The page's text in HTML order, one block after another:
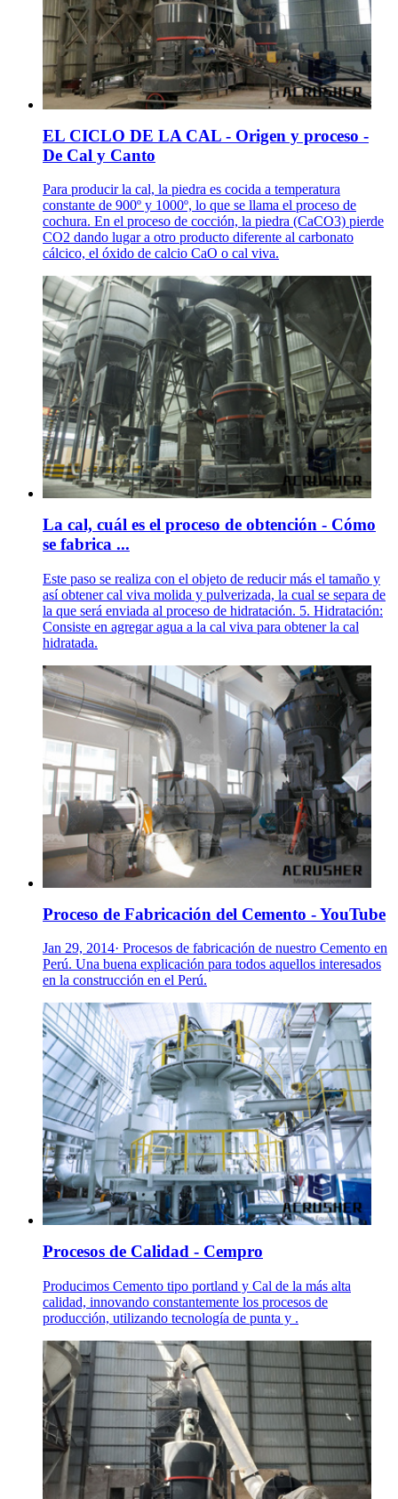
EL CICLO DE LA CAL - Origen y proceso -
De Cal y Canto
Para producir la cal, la piedra es cocida a temperatura
constante de 900º y 1000º, lo que se llama el proceso de
cochura. En el proceso de cocción, la piedra (CaCO3) pierde
CO2 dando lugar a otro producto diferente al carbonato
cálcico, el óxido de calcio CaO o cal viva.
La cal, cuál es el proceso de obtención - Cómo
se fabrica ...
Este paso se realiza con el objeto de reducir más el tamaño y
así obtener cal viva molida y pulverizada, la cual se separa de
la que será enviada al proceso de hidratación. 5. Hidratación:
Consiste en agregar agua a la cal viva para obtener la cal
hidratada.
Proceso de Fabricación del Cemento - YouTube
Jan 29, 2014· Procesos de fabricación de nuestro Cemento en
Perú. Una buena explicación para todos aquellos interesados
en la construcción en el Perú.
Procesos de Calidad - Cempro
Producimos Cemento tipo portland y Cal de la más alta
calidad, innovando constantemente los procesos de
producción, utilizando tecnología de punta y .